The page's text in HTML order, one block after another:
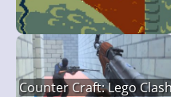
Counter Craft: Lego